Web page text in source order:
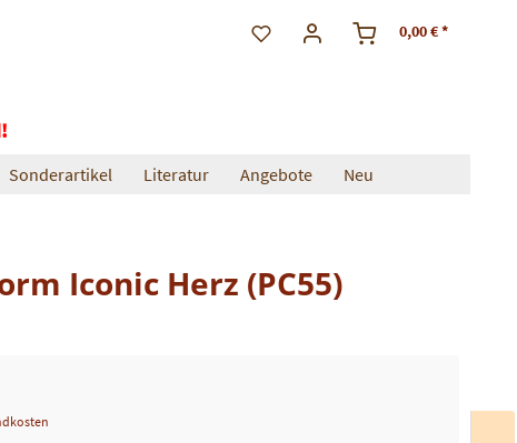
0,00 € *
Sonderartikel Literatur Angebote Neu
Iconic Herz (PC55)